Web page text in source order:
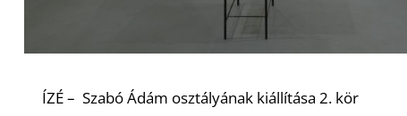
ÍZÉ – Szabó Ádám osztályának kiállítása 2. kör